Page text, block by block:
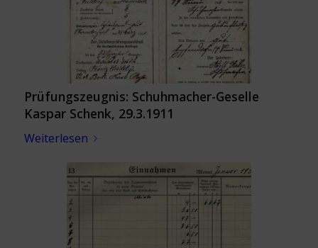
Prüfungszeugnis: Schuhmacher-Geselle
Kaspar Schenk, 29.3.1911
Weiterlesen